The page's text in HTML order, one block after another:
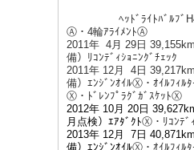
ﾍｯﾄﾞﾗｲﾄﾊﾞﾙﾌﾞH4Ⓧ
Ⓐ・4輪ｱﾗｲﾒﾝﾄⒶ
2011年 4月 29日
備）ﾘｺﾝﾃﾞｨｼｮﾆﾝｸﾞﾁｪｯｸ
2011年 12月 4日
備）ｴﾝｼﾞﾝｵｲﾙⓍ・ｵｲﾙﾌｨﾙ
Ⓧ・ﾄﾞﾚﾝﾌﾟﾗｸﾞｶﾞｽｹｯﾄⓍ
2012年 10月 20日
月点検）ｴｱﾀﾞｸﾄⓍ・ﾘｺﾝﾃﾞ
2013年 12月 7日
備）ｴﾝｼﾞﾝｵｲﾙⓍ・ｵｲﾙﾌｨﾙ